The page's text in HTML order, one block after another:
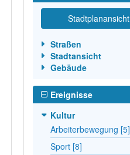
Stadtplanansicht
Straßen
Stadtansicht
Gebäude
Ereignisse
Kultur
Arbeiterbewegung [5]
Sport [8]